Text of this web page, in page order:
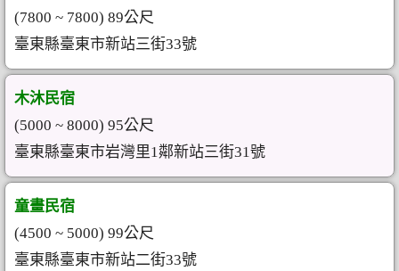
(7800 ~ 7800) 89公尺
臺東縣臺東市新站三街33號
木沐民宿
(5000 ~ 8000) 95公尺
臺東縣臺東市岩灣里1鄰新站三街31號
童畫民宿
(4500 ~ 5000) 99公尺
臺東縣臺東市新站二街33號